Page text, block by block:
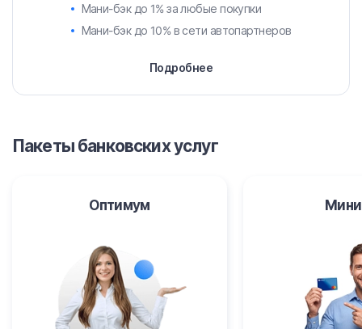
Мани-бэк до 1% за любые покупки
Мани-бэк до 10% в сети автопартнеров
Подробнее
Пакеты банковских услуг
Оптимум